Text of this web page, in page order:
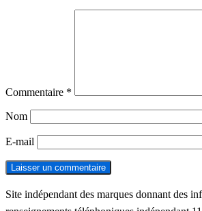
Commentaire *
Nom
E-mail
Site indépendant des marques donnant des